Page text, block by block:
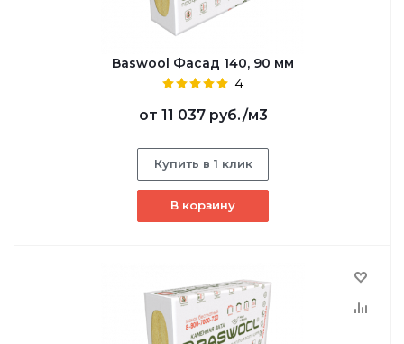
Baswool Фасад 140, 90 мм
4
от 11 037 руб./м3
Купить в 1 клик
В корзину